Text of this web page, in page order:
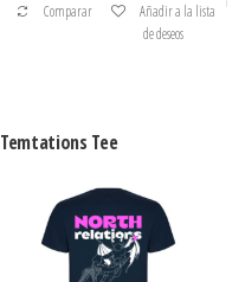
Comparar
Añadir a la lista
de deseos
Temtations Tee